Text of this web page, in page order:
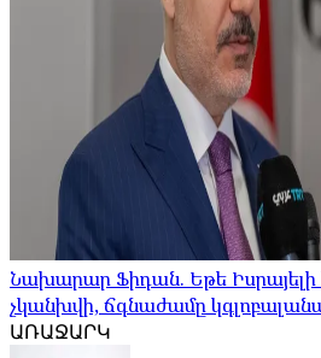
Նախարար Ֆիդան. Եթե Իսրայելի
չկանխվի, ճգնաժամը
ԱՌԱՋԱՐԿ